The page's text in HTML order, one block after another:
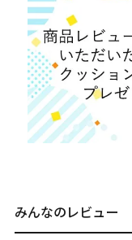
みんなのレビュー